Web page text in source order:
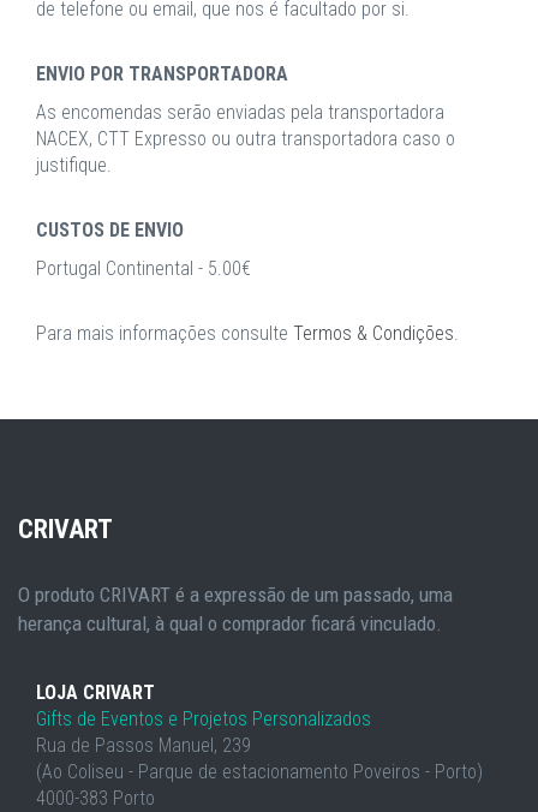
de telefone ou email, que nos é facultado por si.
ENVIO POR TRANSPORTADORA
As encomendas serão enviadas pela transportadora
NACEX, CTT Expresso ou outra transportadora caso o
justifique.
CUSTOS DE ENVIO
Portugal Continental - 5.00€
Para mais informações consulte Termos & Condições.
CRIVART
O produto CRIVART é a expressão de um passado, uma
herança cultural, à qual o comprador ficará vinculado.
LOJA CRIVART
Gifts de Eventos e Projetos Personalizados
Rua de Passos Manuel, 239
(Ao Coliseu - Parque de estacionamento Poveiros - Porto)
4000-383 Porto